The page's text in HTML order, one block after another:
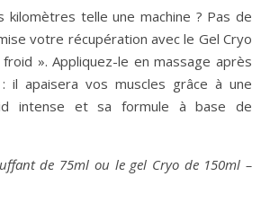
kilomètres telle une machine ? Pas de
votre récupération avec le Gel Cryo
». Appliquez-le en massage après
il apaisera vos muscles grâce à une
intense et sa formule à base de
de 75ml ou le gel Cryo de 150ml –